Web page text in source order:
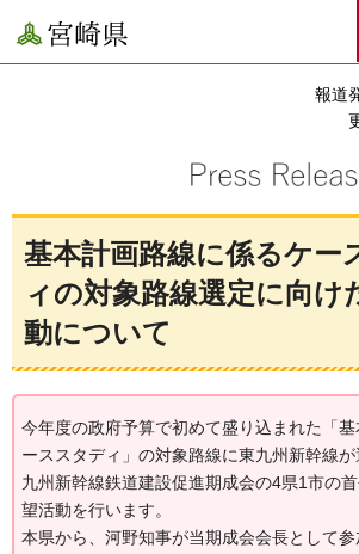
宮崎県
報道
基本計画路線に係るケー
ィの対象路線選定に向け
動について
今年度の政府予算で初めて盛り込まれた「
ーススタディ」の対象路線に東九州新幹線
九州新幹線鉄道建設促進期成会の4県1市の
望活動を行います。
本県から、河野知事が当期成会会長として参